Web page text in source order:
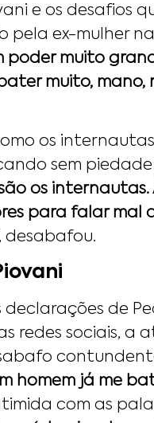
e os desafios
ex-mulher
poder muito
muito, mano,
os
sem
os internautas.
para falar mal
, desabafou.
de
redes sociais, a
homem já me
com as